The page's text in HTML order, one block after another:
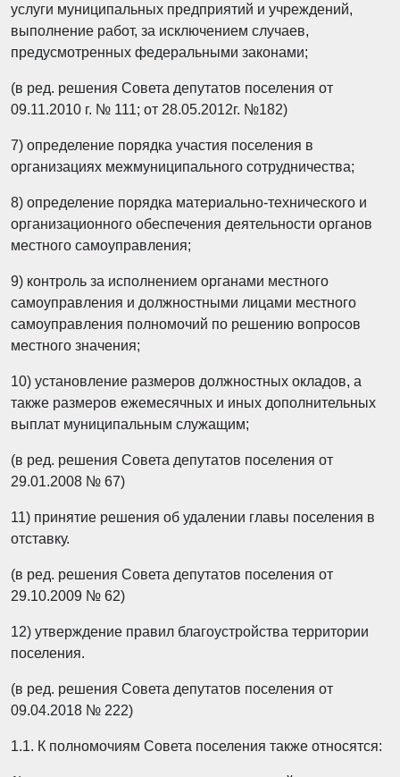
услуги муниципальных предприятий и учреждений,
выполнение работ, за исключением случаев,
предусмотренных федеральными законами;
(в ред. решения Совета депутатов поселения от
09.11.2010 г. № 111; от 28.05.2012г. №182)
7) определение порядка участия поселения в
организациях межмуниципального сотрудничества;
8) определение порядка материально-технического и
организационного обеспечения деятельности органов
местного самоуправления;
9) контроль за исполнением органами местного
самоуправления и должностными лицами местного
самоуправления полномочий по решению вопросов
местного значения;
10) установление размеров должностных окладов, а
также размеров ежемесячных и иных дополнительных
выплат муниципальным служащим;
(в ред. решения Совета депутатов поселения от
29.01.2008 № 67)
11) принятие решения об удалении главы поселения в
отставку.
(в ред. решения Совета депутатов поселения от
29.10.2009 № 62)
12) утверждение правил благоустройства территории
поселения.
(в ред. решения Совета депутатов поселения от
09.04.2018 № 222)
1.1. К полномочиям Совета поселения также относятся: